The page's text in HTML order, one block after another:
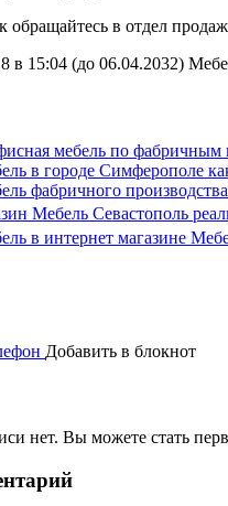
обращайтесь в отдел
в 15:04 (до 06.04.2032)
мебель по фабричным
в городе Симферополе
фабричного
Мебель Севастополь
в интернет магазине
Добавить в блокнот
нет. Вы можете стать